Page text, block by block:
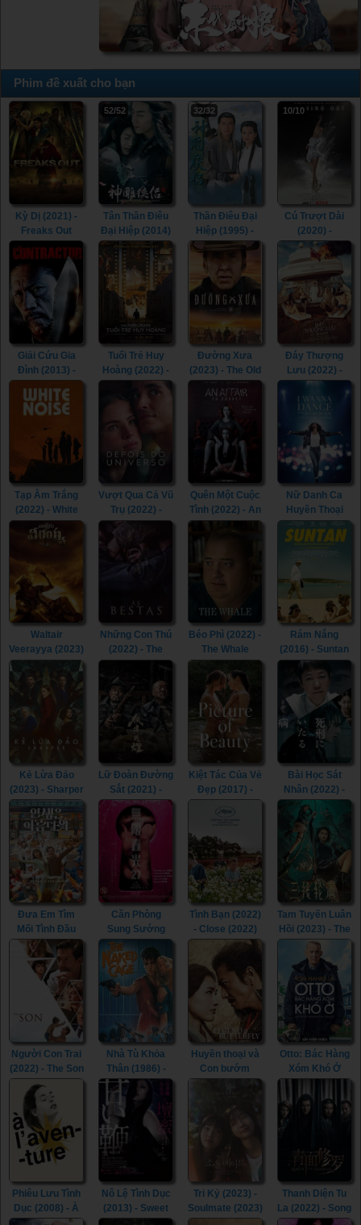
Phim đề xuất cho bạn
Kỳ Dị (2021) -
Freaks Out
(2021)
52/52
Tân Thần Điêu
Đại Hiệp (2014)
- The Romance
of the Condor
Heroes (2014)
32/32
Thần Điêu Đại
Hiệp (1995) -
Return of The
Condor Heroes
(1995)
10/10
Cú Trượt Dài
(2020) -
Spinning Out
(2020)
Giải Cứu Gia
Đình (2013) -
(2013)
Tuổi Trẻ Huy
Hoàng (2022) -
The Fabelmans
(2022)
Đường Xưa
(2023) - The Old
Way (2023)
Đáy Thượng
Lưu (2022) -
Triangle of
Sadness (2022)
Tạp Âm Trắng
(2022) - White
Noise (2022)
Vượt Qua Cả Vũ
Trụ (2022) -
Beyond the
Universe (2022)
Quên Một Cuộc
Tình (2022) - An
Affair to Forget
Nữ Danh Ca
Huyền Thoại
(2022) - Whitney
Houston: I
with Somebody
(2022)
Waltair
Veerayya (2023)
Veerayya (2023)
Những Con Thú
(2022) - The
Béo Phì (2022) -
The Whale
Rám Nắng
(2016) - Suntan
(2016)
Kẻ Lừa Đảo
(2023) - Sharper
(2023)
Lữ Đoàn Đường
Sắt (2021) -
Railway Heroes
(2021)
Kiệt Tác Của Vẻ
Đẹp (2017) -
Picture of
Bài Học Sát
Nhân (2022) -
Lesson in
Murder (2022)
Đưa Em Tìm
Mối Tình Đầu
(2022) - Life Is
Beautiful (2022)
Căn Phòng
Sung Sướng
(2015) - In the
Room (2015)
Tình Bạn (2022)
- Close (2022)
Tam Tuyến Luân
Hồi (2023) - The
River (2023)
Người Con Trai
(2022) - The Son
(2022)
Nhà Tù Khỏa
Thân (1986) -
The Naked
Cage (1986)
Huyền thoại và
Con bướm
Butterfly (2023)
Otto: Bác Hàng
Xóm Khó Ở
Called Otto
(2022)
Phiêu Lưu Tình
Dục (2008) - À
l’aventure
Nô Lệ Tình Dục
(2013) - Sweet
Tri Kỷ (2023) -
Soulmate (2023)
Thanh Diện Tu
La (2022) - Song
of the